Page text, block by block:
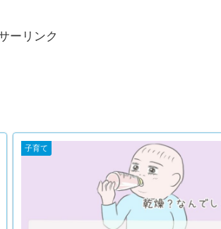
ーリンク
子育て